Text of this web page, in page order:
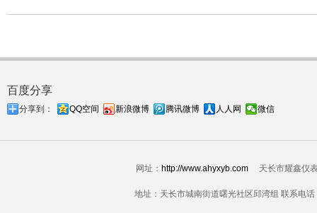
百度分享
分享到： QQ空间 新浪微博 腾讯微博 人人网 微信
网址： http://www.ahyxyb.com 天长市耀鑫仪
地址：天长市城南街道曙光社区邱湾组 联系电